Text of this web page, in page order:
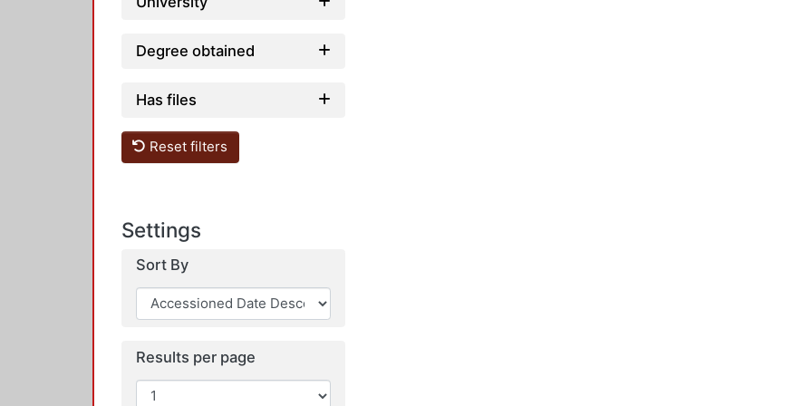
Degree obtained
Has files
Reset filters
Settings
Sort By
Results per page